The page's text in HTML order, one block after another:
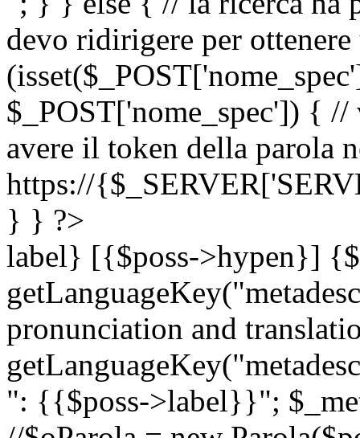
devo ridirigere per
$_POST['nome_spec']) {
avere il token della parola
https://
} } ?>
label} [{$poss->hypen}]
pronunciation and
": {{$poss->label}}";